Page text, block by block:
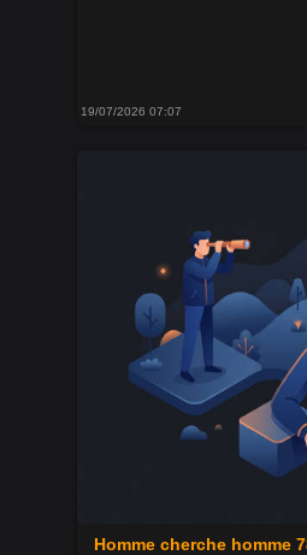
19/07/2026 07:07
Homme cherche homme